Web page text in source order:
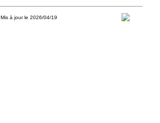
Mis à jour le 2026/04/19